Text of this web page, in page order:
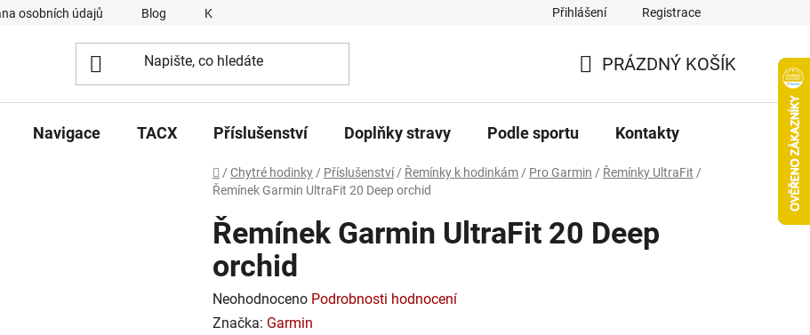
osobních údajů Blog Kontakty Přihlášení Registrace
KOŠÍK
PRÁZDNÝ KOŠÍK
Navigace TACX Příslušenství Doplňky stravy Podle sportu Kontakty
Domů
/ Chytré hodinky / Příslušenství / Řemínky k hodinkám / Pro Garmin / Řemínky UltraFit /
Řemínek Garmin UltraFit 20 Deep orchid
Řemínek Garmin UltraFit 20 Deep
orchid
Průměrné
hodnocení
Neohodnoceno Podrobnosti hodnocení
Značka: Garmin